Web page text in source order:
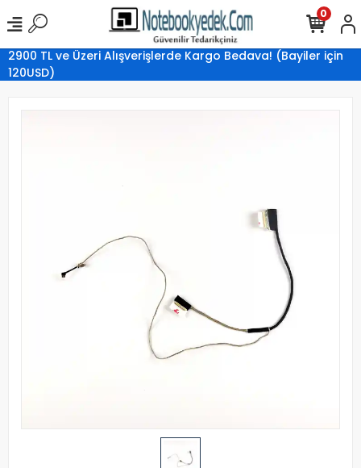
2900 TL ve Üzeri Alışverişlerde Kargo Bedava! (Bayiler için
120USD)
0